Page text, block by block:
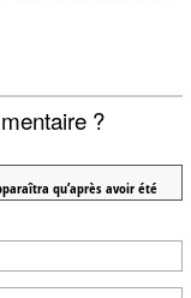
?
qu’après avoir été